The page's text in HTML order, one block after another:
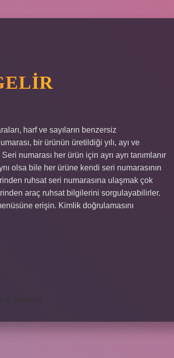
harf ve sayıların benzersiz
bir ürünün üretildiği yılı, ayı ve
numarası her ürün için ayrı ayrı tanımlanır
olsa bile her ürüne kendi seri numarasının
ruhsat seri numarasına ulaşmak çok
araç ruhsat bilgilerini sorgulayabilirler.
erişin. Kimlik doğrulamasını